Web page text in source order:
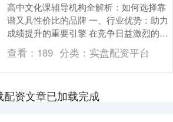
高中文化课辅导机构全解析：如何选择靠
谱又具性价比的品牌 一、行业优势：助力
成绩提升的重要引擎 在竞争日益激烈的高
考环境下，高中文化课辅导行业的优势愈
发凸显。对于....
查看： 189 分类： 实盘配资平台
配资文章已加载完成